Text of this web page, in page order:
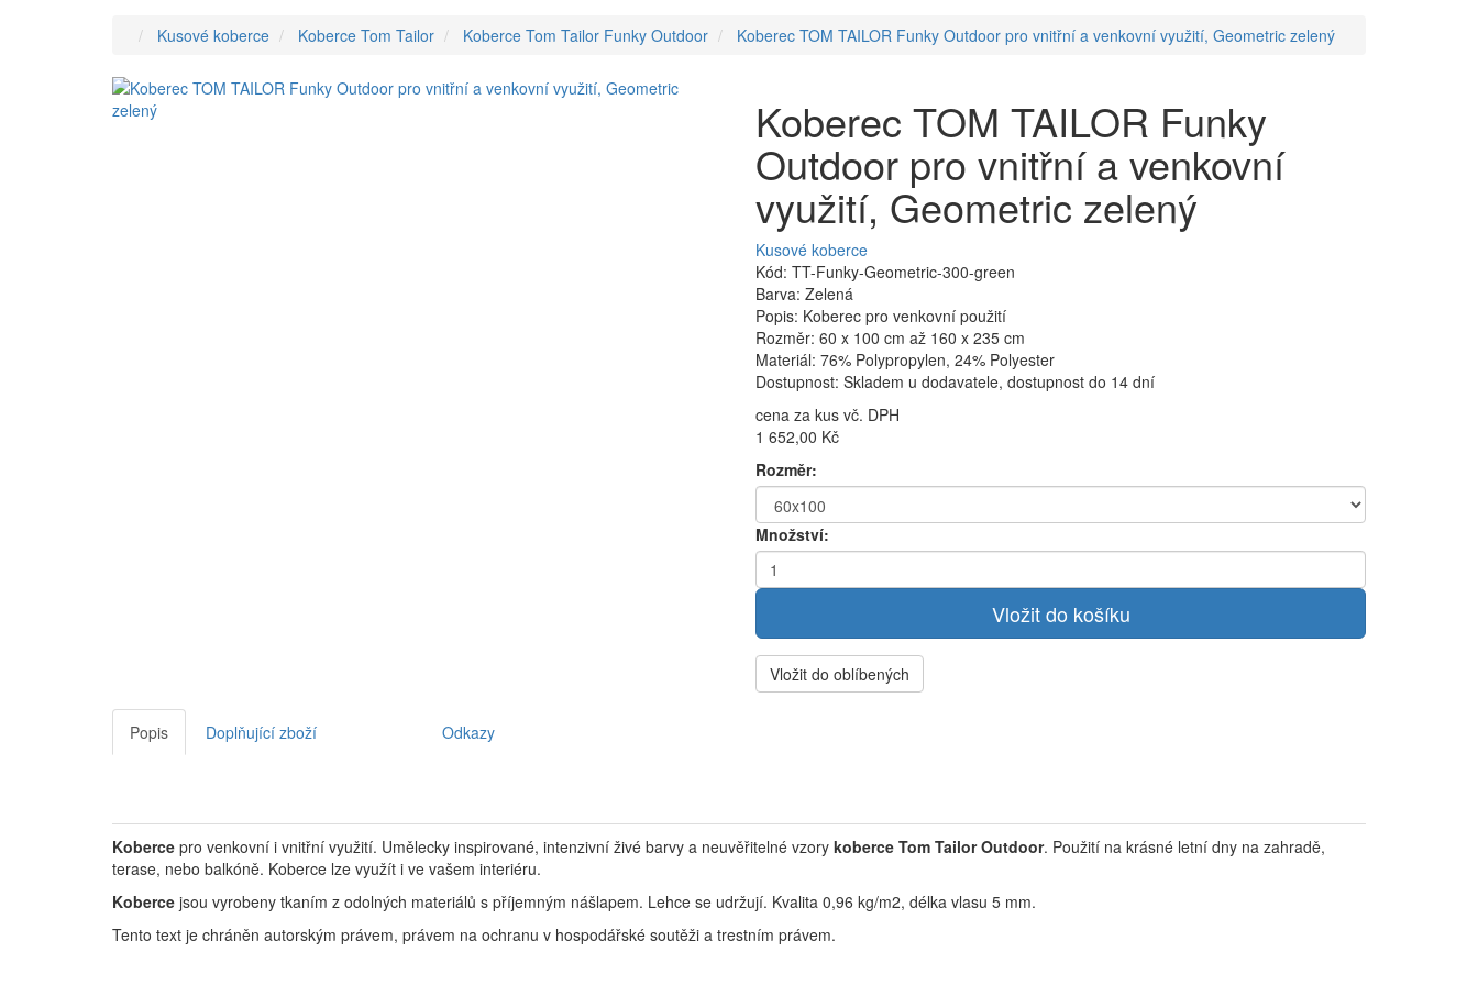
Kusové koberce Koberce Tom Tailor Koberce Tom Tailor Funky Outdoor Koberec TOM TAILOR Funky Outdoor pro vnitřní a venkovní využití, Geometric zelený
Koberec TOM TAILOR Funky
Outdoor pro vnitřní a venkovní
využití, Geometric zelený
Kusové koberce
Kód: TT-Funky-Geometric-300-green
Barva: Zelená
Popis: Koberec pro venkovní použití
Rozměr: 60 x 100 cm až 160 x 235 cm
Materiál: 76% Polypropylen, 24% Polyester
Dostupnost: Skladem u dodavatele, dostupnost do 14 dní
cena za kus vč. DPH
1 652,00 Kč
Rozměr:
Množství:
Vložit do oblíbených
Popis Doplňující zboží Odkazy
Koberce pro venkovní i vnitřní využití. Umělecky inspirované, intenzivní živé barvy a neuvěřitelné vzory koberce Tom Tailor Outdoor. Použití na krásné letní dny na zahradě,
terase, nebo balkóně. Koberce lze využít i ve vašem interiéru.
Koberce jsou vyrobeny tkaním z odolných materiálů s příjemným nášlapem. Lehce se udržují. Kvalita 0,96 kg/m2, délka vlasu 5 mm.
Tento text je chráněn autorským právem, právem na ochranu v hospodářské soutěži a trestním právem.